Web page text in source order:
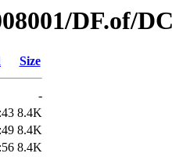
DF.of/
Size
-
8.4K
8.4K
8.4K